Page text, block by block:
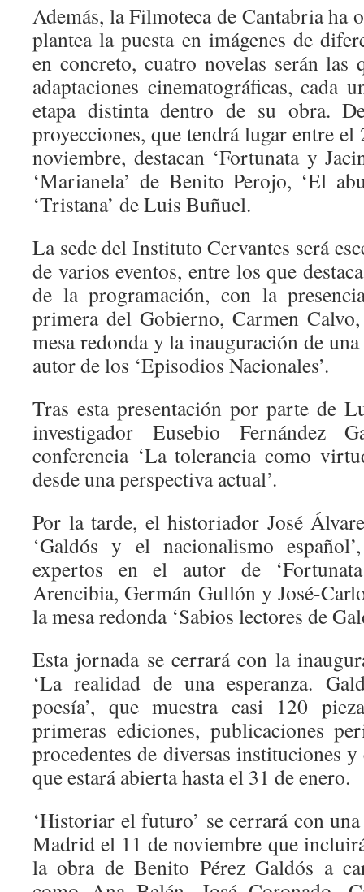
Además, la Filmoteca de Cantabria ha
plantea la puesta en imágenes de
en concreto, cuatro novelas serán las
adaptaciones cinematográficas, cada
etapa distinta dentro de su obra.
proyecciones, que tendrá lugar entre
noviembre, destacan ‘Fortunata y
‘Marianela’ de Benito Perojo, ‘El
‘Tristana’ de Luis Buñuel.
La sede del Instituto Cervantes será
de varios eventos, entre los que
de la programación, con la
primera del Gobierno, Carmen
mesa redonda y la inauguración de
autor de los ‘Episodios Nacionales’.
Tras esta presentación por parte de
investigador Eusebio Fernández
conferencia ‘La tolerancia como
desde una perspectiva actual’.
Por la tarde, el historiador José
‘Galdós y el nacionalismo
expertos en el autor de
Arencibia, Germán Gullón y José-
la mesa redonda ‘Sabios lectores de
Esta jornada se cerrará con la
‘La realidad de una esperanza.
poesía’, que muestra casi 120
primeras ediciones, publicaciones
procedentes de diversas instituciones
que estará abierta hasta el 31 de enero.
‘Historiar el futuro’ se cerrará con
Madrid el 11 de noviembre que
la obra de Benito Pérez Galdós a